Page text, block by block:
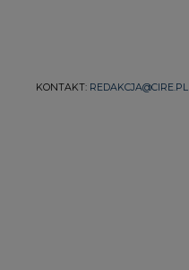
KONTAKT: REDAKCJA@CIRE.PL